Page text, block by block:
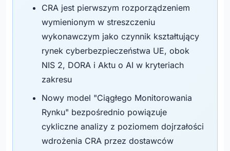
CRA jest pierwszym rozporządzeniem
wymienionym w streszczeniu
wykonawczym jako czynnik kształtujący
rynek cyberbezpieczeństwa UE, obok
NIS 2, DORA i Aktu o AI w kryteriach
zakresu
Nowy model "Ciągłego Monitorowania
Rynku" bezpośrednio powiązuje
cykliczne analizy z poziomem dojrzałości
wdrożenia CRA przez dostawców